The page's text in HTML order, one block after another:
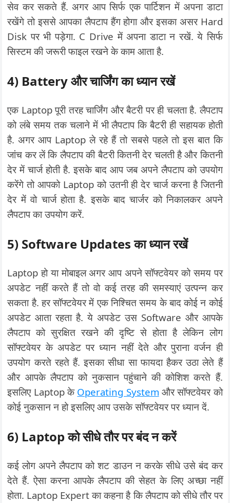
सेव कर सकते हैं. अगर आप सिर्फ एक पार्टिशन में अपना डाटा
रखेंगे तो इससे आपका लैपटाप हैंग होगा और इसका असर Hard
Disk पर भी पड़ेगा. C Drive में अपना डाटा न रखें. ये सिर्फ
सिस्टम की जरूरी फाइल रखने के काम आता है.
4) Battery और चार्जिंग का ध्यान रखें
एक Laptop पूरी तरह चार्जिंग और बैटरी पर ही चलता है. लैपटाप
को लंबे समय तक चलाने में भी लैपटाप कि बैटरी ही सहायक होती
है. अगर आप Laptop ले रहे हैं तो सबसे पहले तो इस बात कि
जांच कर लें कि लैपटाप की बैटरी कितनी देर चलती है और कितनी
देर में चार्ज होती है. इसके बाद आप जब अपने लैपटाप को उपयोग
करेंगे तो आपको Laptop को उतनी ही देर चार्ज करना है जितनी
देर में वो चार्ज होता है. इसके बाद चार्जर को निकालकर अपने
लैपटाप का उपयोग करें.
5) Software Updates का ध्यान रखें
Laptop हो या मोबाइल अगर आप अपने सॉफ्टवेयर को समय पर
अपडेट नहीं करते हैं तो वो कई तरह की समस्याएं उत्पन्न कर
सकता है. हर सॉफ्टवेयर में एक निश्चित समय के बाद कोई न कोई
अपडेट आता रहता है. ये अपडेट उस Software और आपके
लैपटाप को सुरक्षित रखने की दृष्टि से होता है लेकिन लोग
सॉफ्टवेयर के अपडेट पर ध्यान नहीं देते और पुराना वर्जन ही
उपयोग करते रहते हैं. इसका सीधा सा फायदा हैकर उठा लेते हैं
और आपके लैपटाप को नुकसान पहुंचाने की कोशिश करते हैं.
इसलिए Laptop के Operating System और सॉफ्टवेयर को
कोई नुकसान न हो इसलिए आप उसके सॉफ्टवेयर पर ध्यान दें.
6) Laptop को सीधे तौर पर बंद न करें
कई लोग अपने लैपटाप को शट डाउन न करके सीधे उसे बंद कर
देते हैं. ऐसा करना आपके लैपटाप की सेहत के लिए अच्छा नहीं
होता. Laptop Expert का कहना है कि लैपटाप को सीधे तौर पर